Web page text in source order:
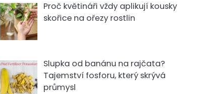
Proč květináři vždy aplikují kousky
skořice na ořezy rostlin
Slupka od banánu na rajčata?
Tajemství fosforu, který skrývá
průmysl